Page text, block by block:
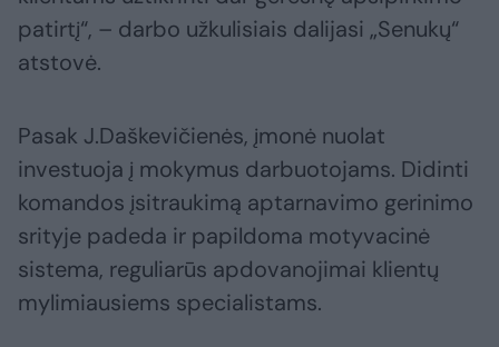
patirtį“, – darbo užkulisiais dalijasi „Senukų“
atstovė.
Pasak J.Daškevičienės, įmonė nuolat
investuoja į mokymus darbuotojams. Didinti
komandos įsitraukimą aptarnavimo gerinimo
srityje padeda ir papildoma motyvacinė
sistema, reguliarūs apdovanojimai klientų
mylimiausiems specialistams.